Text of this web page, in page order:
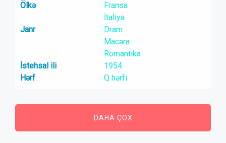
Ölkə
Fransa
İtaliya
Janr
Dram
Macəra
Romantika
İstehsal ili
1954
Hərf
Q hərfi
DAHA ÇOX